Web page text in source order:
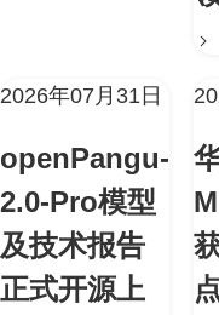
2026年07月31日
openPangu-
2.0-Pro模型
及技术报告
正式开源上